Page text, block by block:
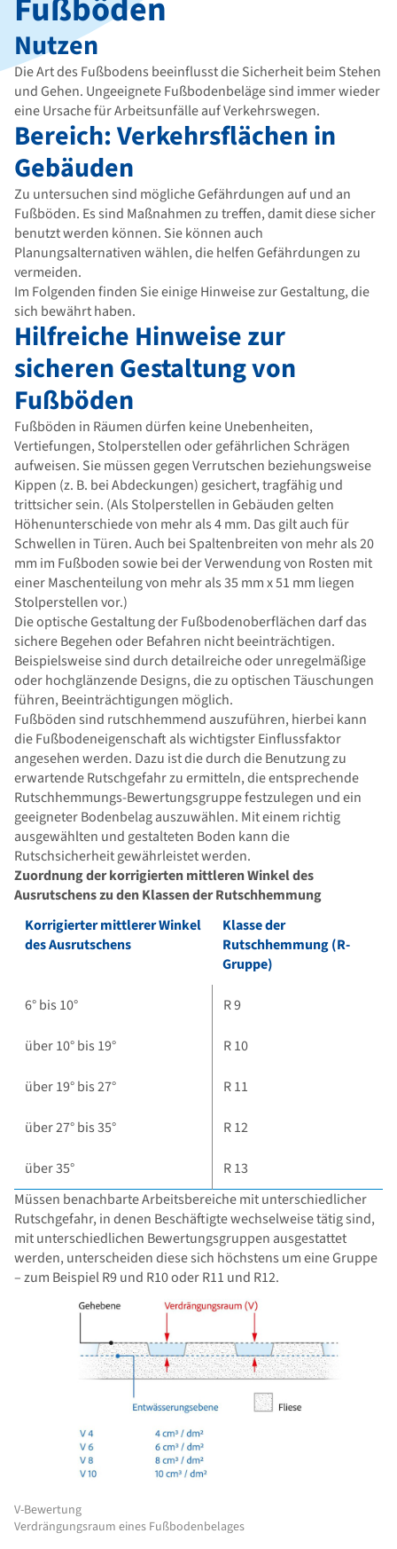
Fußböden
Nutzen
Die Art des Fußbodens beeinflusst die Sicherheit beim Stehen
und Gehen. Ungeeignete Fußbodenbeläge sind immer wieder
eine Ursache für Arbeitsunfälle auf Verkehrswegen.
Bereich: Verkehrsflächen in
Gebäuden
Zu untersuchen sind mögliche Gefährdungen auf und an
Fußböden. Es sind Maßnahmen zu treffen, damit diese sicher
benutzt werden können. Sie können auch
Planungsalternativen wählen, die helfen Gefährdungen zu
vermeiden.
Im Folgenden finden Sie einige Hinweise zur Gestaltung, die
sich bewährt haben.
Hilfreiche Hinweise zur
sicheren Gestaltung von
Fußböden
Fußböden in Räumen dürfen keine Unebenheiten,
Vertiefungen, Stolperstellen oder gefährlichen Schrägen
aufweisen. Sie müssen gegen Verrutschen beziehungsweise
Kippen (z. B. bei Abdeckungen) gesichert, tragfähig und
trittsicher sein. (Als Stolperstellen in Gebäuden gelten
Höhenunterschiede von mehr als 4 mm. Das gilt auch für
Schwellen in Türen. Auch bei Spaltenbreiten von mehr als 20
mm im Fußboden sowie bei der Verwendung von Rosten mit
einer Maschenteilung von mehr als 35 mm x 51 mm liegen
Stolperstellen vor.)
Die optische Gestaltung der Fußbodenoberflächen darf das
sichere Begehen oder Befahren nicht beeinträchtigen.
Beispielsweise sind durch detailreiche oder unregelmäßige
oder hochglänzende Designs, die zu optischen Täuschungen
führen, Beeinträchtigungen möglich.
Fußböden sind rutschhemmend auszuführen, hierbei kann
die Fußbodeneigenschaft als wichtigster Einflussfaktor
angesehen werden. Dazu ist die durch die Benutzung zu
erwartende Rutschgefahr zu ermitteln, die entsprechende
Rutschhemmungs-Bewertungsgruppe festzulegen und ein
geeigneter Bodenbelag auszuwählen. Mit einem richtig
ausgewählten und gestalteten Boden kann die
Rutschsicherheit gewährleistet werden.
Zuordnung der korrigierten mittleren Winkel des
Ausrutschens zu den Klassen der Rutschhemmung
Korrigierter mittlerer Winkel
des Ausrutschens
Klasse der
Rutschhemmung (R-
Gruppe)
6° bis 10° R 9
über 10° bis 19° R 10
über 19° bis 27° R 11
über 27° bis 35° R 12
über 35°
R 13
Müssen benachbarte Arbeitsbereiche mit unterschiedlicher
Rutschgefahr, in denen Beschäftigte wechselweise tätig sind,
mit unterschiedlichen Bewertungsgruppen ausgestattet
werden, unterscheiden diese sich höchstens um eine Gruppe
– zum Beispiel R9 und R10 oder R11 und R12.
V-Bewertung
Verdrängungsraum eines Fußbodenbelages